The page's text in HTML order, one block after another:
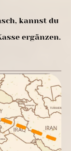
kannst du
ergänzen.